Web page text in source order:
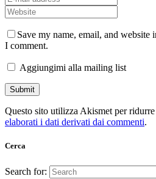
Save my name, email, and
I comment.
Aggiungimi alla mailing list
Questo sito utilizza Akismet per ridurre
elaborati i dati derivati dai commenti.
Cerca
Search for: